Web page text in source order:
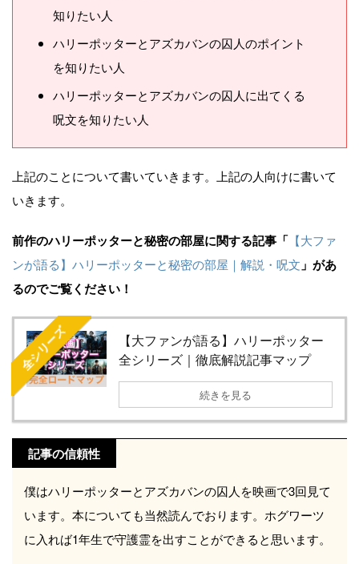
知りたい人
ハリーポッターとアズカバンの囚人のポイント
を知りたい人
ハリーポッターとアズカバンの囚人に出てくる
呪文を知りたい人
上記のことについて書いていきます。上記の人向けに書いて
いきます。
前作のハリーポッターと秘密の部屋に関する記事「 【大ファ
ンが語る】ハリーポッターと秘密の部屋｜解説・呪文 」があ
るのでご覧ください！
全シリーズ
【大ファンが語る】ハリーポッター
全シリーズ｜徹底解説記事マップ
続きを見る
記事の信頼性
僕はハリーポッターとアズカバンの囚人を映画で3回見て
います。本についても当然読んでおります。ホグワーツ
に入れば1年生で守護霊を出すことができると思います。